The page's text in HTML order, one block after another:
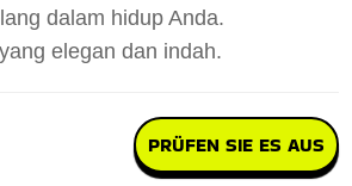
dalam hidup Anda.
elegan dan indah.
PRÜFEN SIE ES AUS